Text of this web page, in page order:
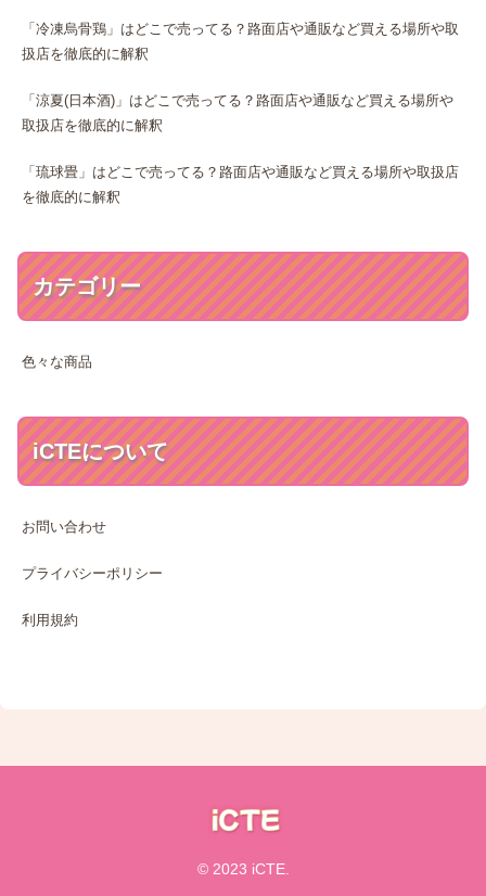
「冷凍烏骨鶏」はどこで売ってる？路面店や通販など買える場所や取
扱店を徹底的に解釈
「涼夏(日本酒)」はどこで売ってる？路面店や通販など買える場所や
取扱店を徹底的に解釈
「琉球畳」はどこで売ってる？路面店や通販など買える場所や取扱店
を徹底的に解釈
カテゴリー
色々な商品
iCTEについて
お問い合わせ
プライバシーポリシー
利用規約
© 2023 iCTE.